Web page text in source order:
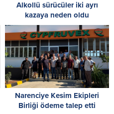
Alkollü sürücüler iki ayrı
kazaya neden oldu
Narenciye Kesim Ekipleri
Birliği ödeme talep etti